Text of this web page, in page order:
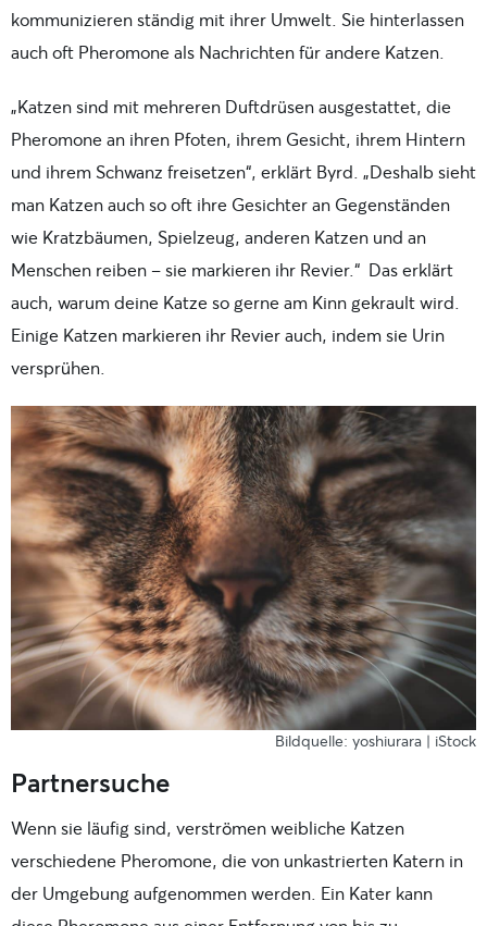
kommunizieren ständig mit ihrer Umwelt. Sie hinterlassen
auch oft Pheromone als Nachrichten für andere Katzen.
„Katzen sind mit mehreren Duftdrüsen ausgestattet, die
Pheromone an ihren Pfoten, ihrem Gesicht, ihrem Hintern
und ihrem Schwanz freisetzen“, erklärt Byrd. „Deshalb sieht
man Katzen auch so oft ihre Gesichter an Gegenständen
wie Kratzbäumen, Spielzeug, anderen Katzen und an
Menschen reiben – sie markieren ihr Revier.“ Das erklärt
auch, warum deine Katze so gerne am Kinn gekrault wird.
Einige Katzen markieren ihr Revier auch, indem sie Urin
versprühen.
Bildquelle: yoshiurara | iStock
Partnersuche
Wenn sie läufig sind, verströmen weibliche Katzen
verschiedene Pheromone, die von unkastrierten Katern in
der Umgebung aufgenommen werden. Ein Kater kann